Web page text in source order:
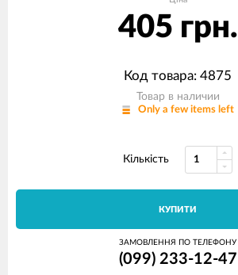
405 грн.
Код товара: 4875
Товар в наличии
Only a few items left
Кількість
КУПИТИ
ЗАМОВЛЕННЯ ПО ТЕЛЕФОНУ
(099) 233-12-47